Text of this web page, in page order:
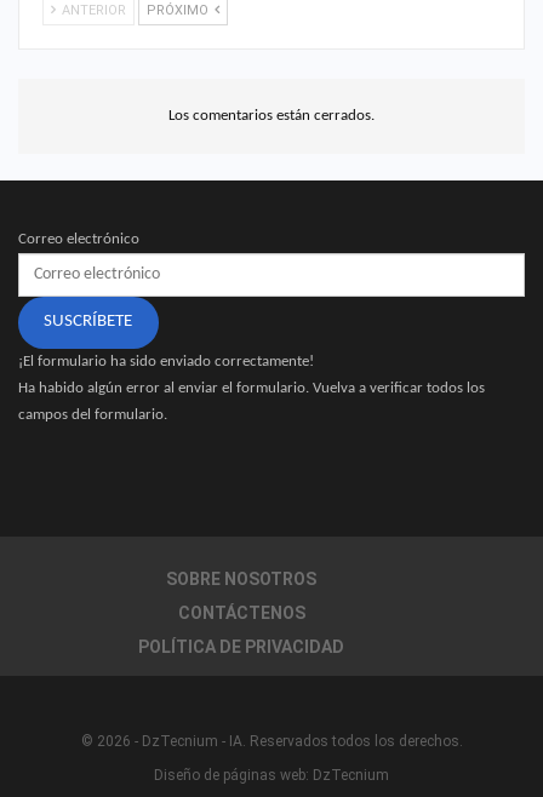
ANTERIOR PRÓXIMO
Los comentarios están cerrados.
Correo electrónico
SUSCRÍBETE
¡El formulario ha sido enviado correctamente!
Ha habido algún error al enviar el formulario. Vuelva a verificar todos los
campos del formulario.
SOBRE NOSOTROS
CONTÁCTENOS
POLÍTICA DE PRIVACIDAD
© 2026 - DzTecnium - IA. Reservados todos los derechos.
Diseño de páginas web: DzTecnium